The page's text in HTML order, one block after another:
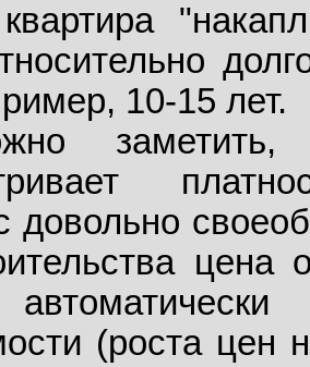
10-15 лет.
заметить,
довольно
цена
(роста цен